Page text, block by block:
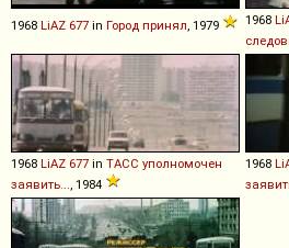
1968 LiAZ 677 in Город принял, 1979 1968
1968 LiAZ 677 in ТАСС уполномочен
заявить..., 1984
1968